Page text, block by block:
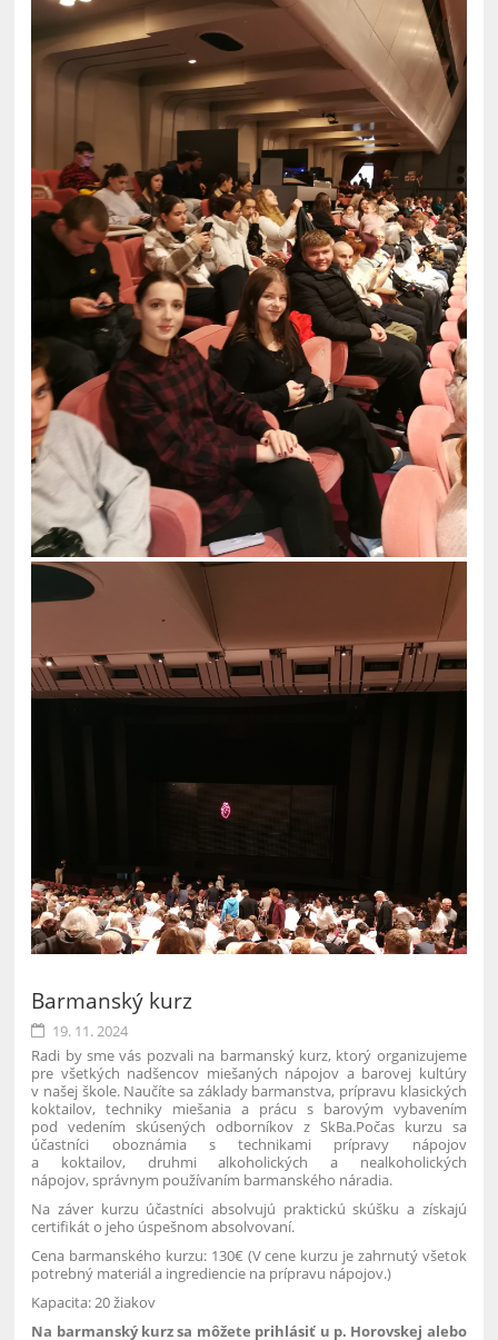
Barmanský kurz
19. 11. 2024
Radi by sme vás pozvali na barmanský kurz, ktorý organizujeme
pre všetkých nadšencov miešaných nápojov a barovej kultúry
v našej škole. Naučíte sa základy barmanstva, prípravu klasických
koktailov, techniky miešania a prácu s barovým vybavením
pod vedením skúsených odborníkov z SkBa.Počas kurzu sa
účastníci oboznámia stechnikami prípravy nápojov
a koktailov, druhmi alkoholických a nealkoholických
nápojov,správnym používaním barmanského náradia.
Na záver kurzu účastníci absolvujú praktickú skúšku a získajú
certifikát o jeho úspešnom absolvovaní.
Cena barmanského kurzu: 130€ (V cene kurzu je zahrnutý všetok
potrebný materiál a ingrediencie na prípravu nápojov.)
Kapacita: 20 žiakov
Na barmanský kurz sa môžete prihlásiť u p. Horovskej alebo